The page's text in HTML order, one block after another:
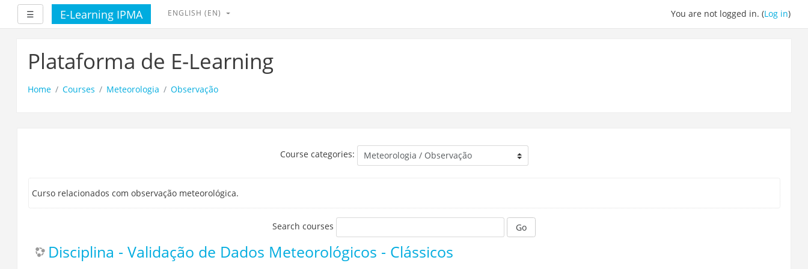
☰ ExpandE-Learning IPMA You are not logged in. (Log in)
ENGLISH ‎(EN)‎
Plataforma de E-Learning
Home Courses Meteorologia Observação
Course categories:
Curso relacionados com observação meteorológica.
Search courses Go
Disciplina - Validação de Dados Meteorológicos - Clássicos